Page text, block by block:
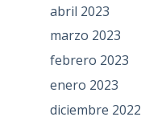
abril 2023
marzo 2023
febrero 2023
enero 2023
diciembre 2022